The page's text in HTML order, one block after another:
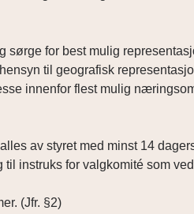
sørge for best mulig
til geografisk
innenfor flest mulig
av styret med minst 14
instruks for valgkomité som
(Jfr. §2)